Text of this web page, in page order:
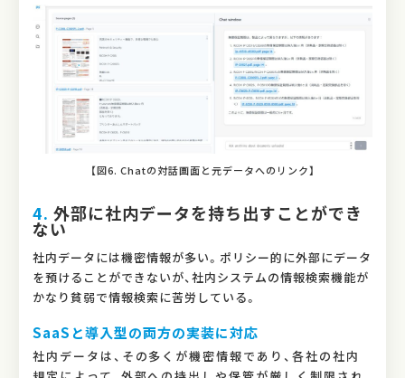
【図6. Chatの対話画面と元データへのリンク】
4. 外部に社内データを持ち出すことができ
ない
社内データには機密情報が多い。ポリシー的に外部にデータ
を預けることができないが、社内システムの情報検索機能が
かなり貧弱で情報検索に苦労している。
SaaSと導入型の両方の実装に対応
社内データは、その多くが機密情報であり、各社の社内